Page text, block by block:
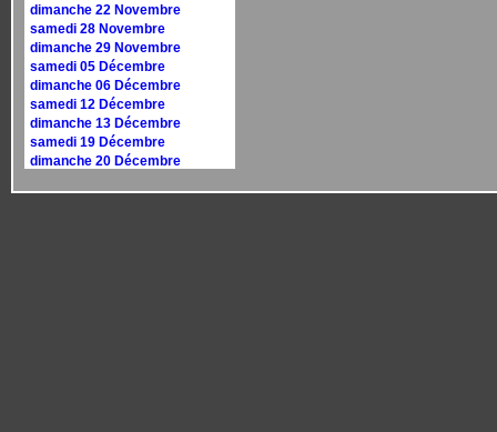
dimanche 22 Novembre
samedi 28 Novembre
dimanche 29 Novembre
samedi 05 Décembre
dimanche 06 Décembre
samedi 12 Décembre
dimanche 13 Décembre
samedi 19 Décembre
dimanche 20 Décembre